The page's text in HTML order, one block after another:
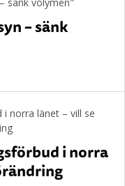
– sänk
i norra